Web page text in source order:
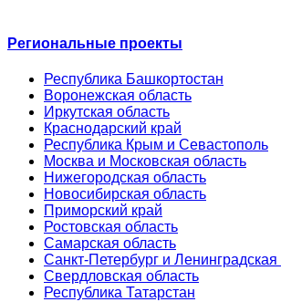
Региональные проекты
Республика Башкортостан
Воронежская область
Иркутская область
Краснодарский край
Республика Крым и Севастополь
Москва и Московская область
Нижегородская область
Новосибирская область
Приморский край
Ростовская область
Самарская область
Санкт-Петербург и Ленинградская
Свердловская область
Республика Татарстан